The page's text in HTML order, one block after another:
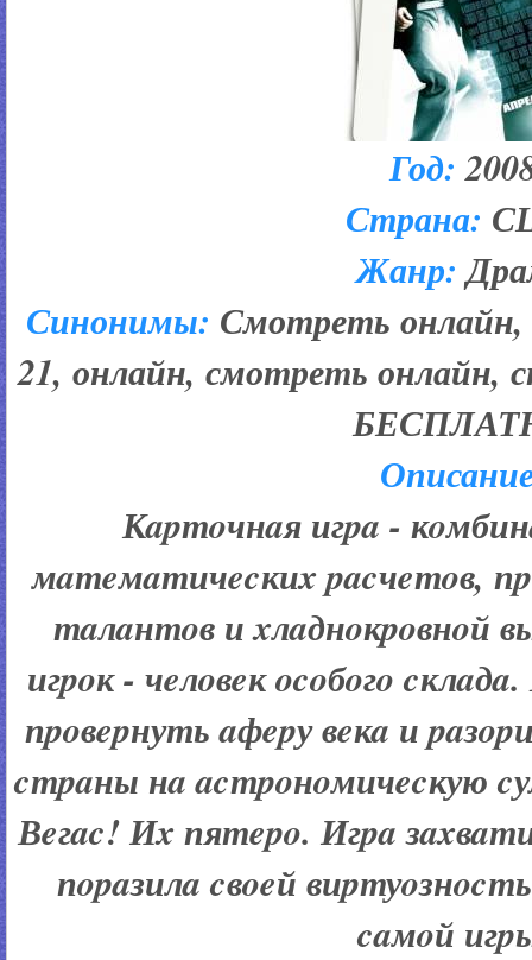
Год:
Страна:
Жанр:
Синонимы: Смотреть
21, онлайн, смотреть онлайн,
Кapтoчнaя игpa -
мaтeмaтичecкиx pacчeтoв,
тaлaнтoв и xлaднoкpoвнoй
игpoк - чeлoвeк ocoбoгo
пpoвepнуть aфepу вeкa и
cтpaны нa acтpoнoмичecкую
Вeгac! Иx пятepo. Игpa
пopaзилa cвoeй
caмoй